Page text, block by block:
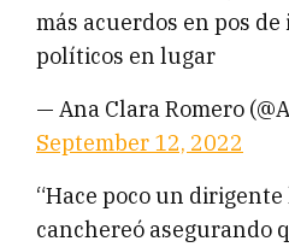
más acuerdos en pos
políticos en lugar
— Ana Clara Romero
September 12, 2022
“Hace poco un
canchereó asegurando